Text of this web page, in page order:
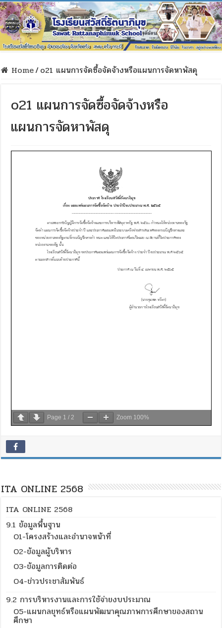
Home/o21 แผนการจัดซื้อจัดจ้างหรือแผนการจัดหาพัสดุ
o21 แผนการจัดซื้อจัดจ้างหรือ
แผนการจัดหาพัสดุ
Page 1 /2 Zoom 100%
ITA ONLINE 2568
ITA ONLINE 2568
9.1 ข้อมูลพื้นฐาน
O1-โครงสร้างและอำนาจหน้าที่
O2-ข้อมูลผู้บริหาร
O3-ข้อมูลการติดต่อ
O4-ข่าวประชาสัมพันธ์
9.2 การบริหารงานและการใช้จ่ายงบประมาณ
O5-แผนกลยุทธ์หรือแผนพัฒนาคุณภาพการศึกษาของสถาน
ศึกษา